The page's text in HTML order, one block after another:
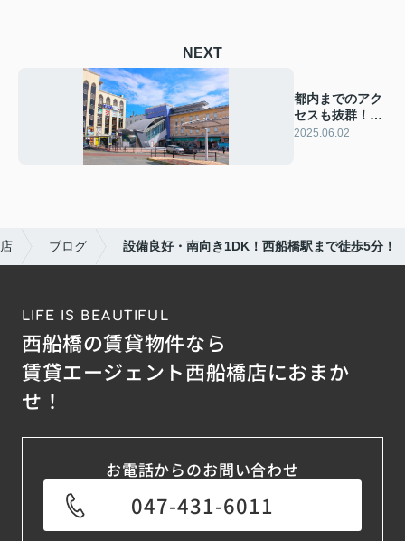
NEXT
都内までのアク
セスも抜群！西
船橋の魅力をご
2025.06.02
ブログ 設備良好・南向き1DK！西船橋駅まで徒歩5分！
LIFE IS BEAUTIFUL
西船橋の賃貸物件なら
賃貸エージェント西船橋店におまか
せ！
お電話からのお問い合わせ
047-431-6011